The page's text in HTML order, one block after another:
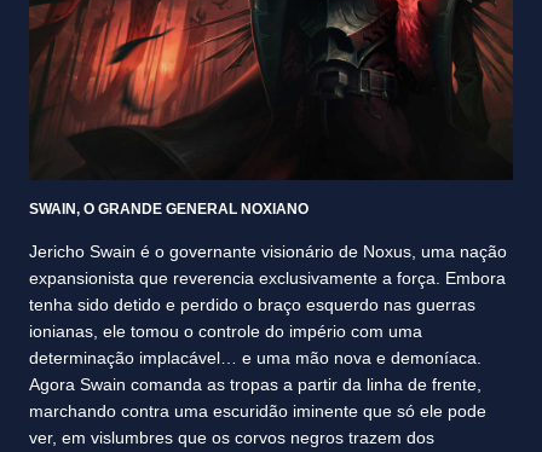
SWAIN, O GRANDE GENERAL NOXIANO
Jericho Swain é o governante visionário de Noxus, uma nação
expansionista que reverencia exclusivamente a força. Embora
tenha sido detido e perdido o braço esquerdo nas guerras
ionianas, ele tomou o controle do império com uma
determinação implacável… e uma mão nova e demoníaca.
Agora Swain comanda as tropas a partir da linha de frente,
marchando contra uma escuridão iminente que só ele pode
ver, em vislumbres que os corvos negros trazem dos